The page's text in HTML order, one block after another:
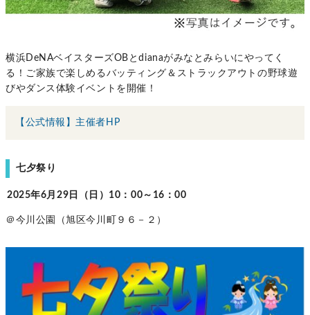
横浜DeNAベイスターズOBとdianaがみなとみらいにやってく
る！ご家族で楽しめるバッティング＆ストラックアウトの野球遊
びやダンス体験イベントを開催！
【公式情報】主催者HP
七夕祭り
2025年6月29日（日）10：00～16：00
＠今川公園（旭区今川町９６－２）